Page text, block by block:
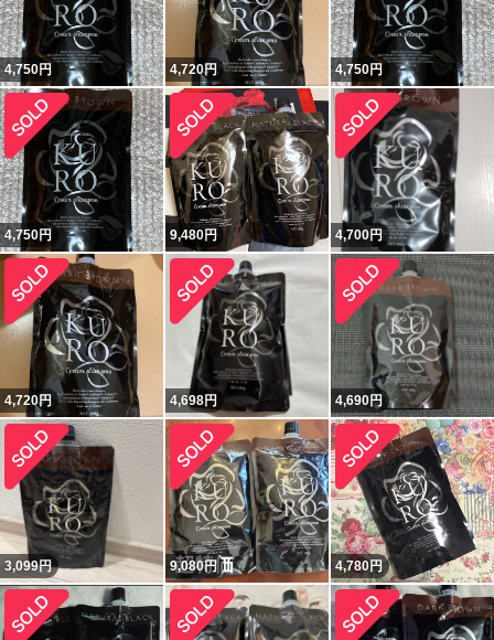
4,750円 4,720円 4,750円
4,750円 9,480円 4,700円
4,720円 4,698円 4,690円
3,099円 9,080円 4,780円